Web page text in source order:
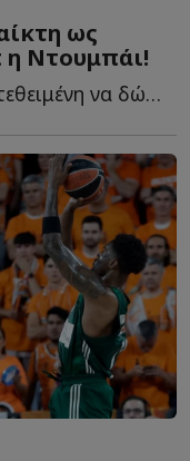
ως
η Ντουμπάι!
Ποιον παίκτη της φέρεται διατεθειμένη να δώσει στον Ο...